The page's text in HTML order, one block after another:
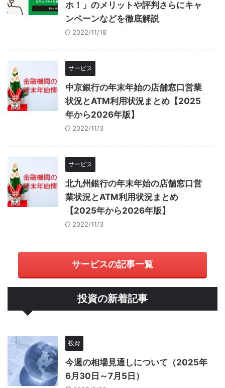
ホ！」のメリットや評判さらにキャ
ンペーンなどを徹底解説
2022/11/18
サービス
中京銀行の年末年始の店舗窓口営業
状況とATM利用状況まとめ【2025
年から2026年版】
2022/11/3
サービス
北九州銀行の年末年始の店舗窓口営
業状況とATM利用状況まとめ
【2025年から2026年版】
2022/11/3
サービスの記事一覧
投資の新着記事
投資
今週の相場見通しについて（2025年
6月30日～7月5日）